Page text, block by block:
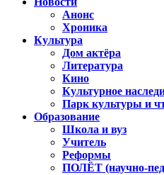
Анонс
Хроника
Культура
Дом актёра
Литература
Кино
Культурное
Парк культуры и
Образование
Школа и вуз
Учитель
Реформы
ПОЛЁТ (научно-